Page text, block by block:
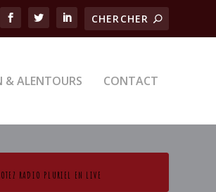
& ALENTOURS CONTACT
RADIO PLURIEL EN LIVE